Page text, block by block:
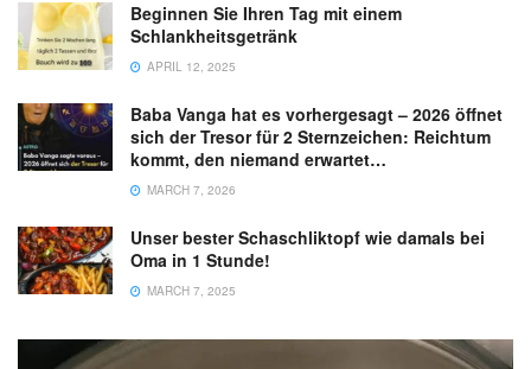
Beginnen Sie Ihren Tag mit einem
Schlankheitsgetränk
APRIL 12, 2025
Baba Vanga hat es vorhergesagt – 2026 öffnet
sich der Tresor für 2 Sternzeichen: Reichtum
kommt, den niemand erwartet…
MARCH 7, 2026
Unser bester Schaschliktopf wie damals bei
Oma in 1 Stunde!
MARCH 7, 2025